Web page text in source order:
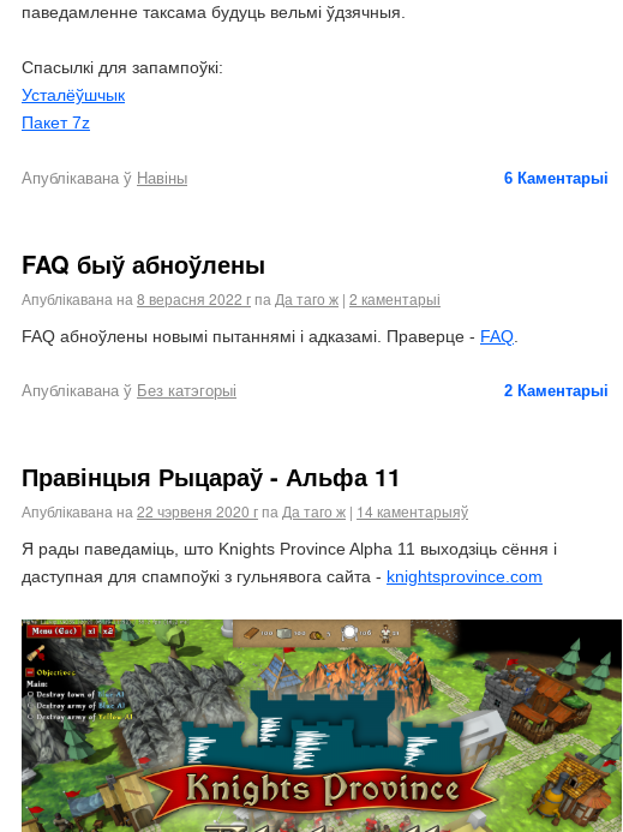
паведамленне таксама будуць вельмі ўдзячныя.
Спасылкі для запампоўкі:
Усталёўшчык
Пакет 7z
6 Каментарыі
Апублікавана ў Навіны
FAQ быў абноўлены
Апублікавана на 8 верасня 2022 г па Да таго ж | 2 каментарыі
FAQ абноўлены новымі пытаннямі і адказамі. Праверце - FAQ
2 Каментарыі
Апублікавана ў Без катэгорыі
Правінцыя Рыцараў - Альфа 11
Апублікавана на 22 чэрвеня 2020 г па Да таго ж | 14 каментарыяў
Я рады паведаміць, што Knights Province Alpha 11 выходзіць сёння і
даступная для спампоўкі з гульнявога сайта - knightsprovince.com